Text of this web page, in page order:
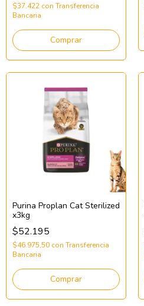
$37.422 con Transferencia
Bancaria
Comprar
Purina Proplan Cat Sterilized
x3kg
$52.195
$46.975,50 con Transferencia
Bancaria
Comprar